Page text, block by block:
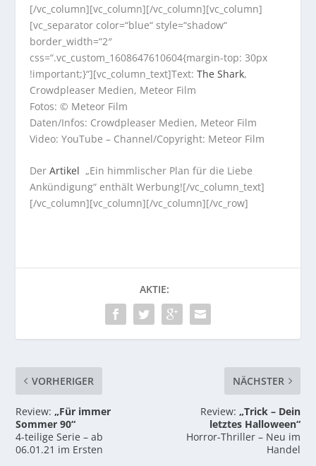
[/vc_column][vc_column][/vc_column][vc_column]
[vc_separator color=“blue“ style=“shadow“
border_width=“2″
css=“.vc_custom_1608647610604{margin-top: 30px
!important;}“][vc_column_text]Text:The Shark,
Crowdpleaser Medien, Meteor Film
Fotos: © Meteor Film
Daten/Infos: Crowdpleaser Medien, Meteor Film
Video: YouTube – Channel/Copyright: Meteor Film
DerArtikel „Ein himmlischer Plan für die Liebe
Ankündigung“ enthält Werbung![/vc_column_text]
[/vc_column][vc_column][/vc_column][/vc_row]
AKTIE:
VORHERIGER
Review:„Für immer
Sommer 90“
4-teilige Serie – ab
06.01.21 im Ersten
NÄCHSTER
Review: „Trick – Dein
letztes Halloween“
Horror-Thriller – Neu im
Handel